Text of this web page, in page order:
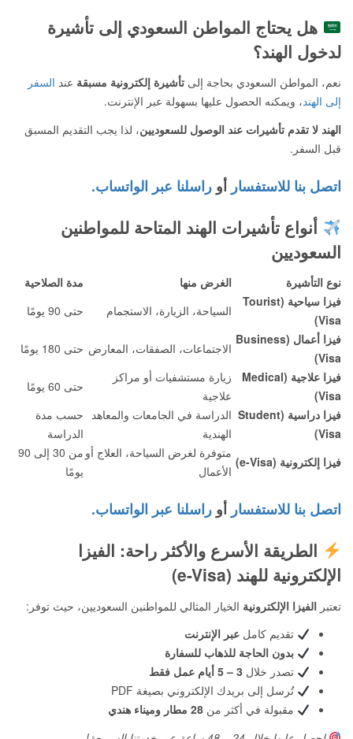
هل يحتاج المواطن السعودي إلى تأشيرة
لدخول الهند؟
نعم، المواطن السعودي بحاجة إلى تأشيرة إلكترونية مسبقة عند السفر
إلى الهند، ويمكنه الحصول عليها بسهولة عبر الإنترنت.
الهند لا تقدم تأشيرات عند الوصول للسعوديين، لذا يجب التقديم المسبق
قبل السفر.
اتصل بنا للاستفسار أو راسلنا عبر الواتساب.
أنواع تأشيرات الهند المتاحة للمواطنين
السعوديين
نوع التأشيرة الغرض منها
مدة الصلاحية
فيزا سياحية (Tourist
Visa)
السياحة، الزيارة، الاستجمام
حتى 90 يومًا
فيزا أعمال (Business
Visa)
الاجتماعات، الصفقات، المعارض حتى 180 يومًا
فيزا علاجية (Medical
Visa)
زيارة مستشفيات أو مراكز
علاجية
حتى 60 يومًا
فيزا دراسية (Student
Visa)
الدراسة في الجامعات والمعاهد
الهندية
حسب مدة
الدراسة
فيزا إلكترونية (e-Visa)
متوفرة لغرض السياحة، العلاج أو
الأعمال
من 30 إلى 90
يومًا
اتصل بنا للاستفسار أو راسلنا عبر الواتساب.
الطريقة الأسرع والأكثر راحة: الفيزا
الإلكترونية للهند (e-Visa)
تعتبر الفيزا الإلكترونية الخيار المثالي للمواطنين السعوديين، حيث توفر:
تقديم كامل عبر الإنترنت
بدون الحاجة للذهاب للسفارة
تصدر خلال 3 – 5 أيام عمل فقط
تُرسل إلى بريدك الإلكتروني بصيغة PDF
مقبولة في أكثر من 28 مطار وميناء هندي